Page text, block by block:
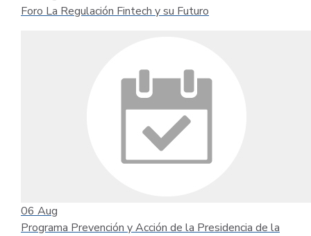
Foro La Regulación Fintech y su Futuro
06 Aug
Programa Prevención y Acción de la Presidencia de la